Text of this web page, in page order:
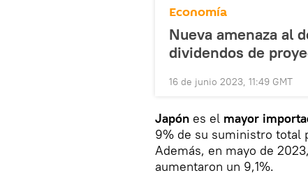
Economía
Nueva amenaza al
dividendos de
16 de junio 2023, 11:49 GMT
Japón es el mayor
9% de su suministro total
Además, en mayo de
aumentaron un 9,1%.